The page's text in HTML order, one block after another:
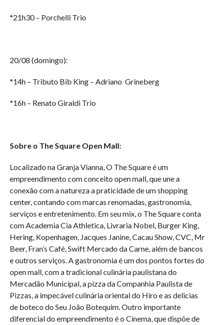
*21h30 – Porchelli Trio
20/08 (domingo):
*14h – Tributo Bib King – Adriano Grineberg
*16h – Renato Giraldi Trio
Sobre o The Square Open Mall:
Localizado na Granja Vianna, O The Square é um
empreendimento com conceito open mall, que une a
conexão com a natureza a praticidade de um shopping
center, contando com marcas renomadas, gastronomia,
serviços e entretenimento. Em seu mix, o The Square conta
com Academia Cia Athletica, Livraria Nobel, Burger King,
Hering, Kopenhagen, Jacques Janine, Cacau Show, CVC, Mr
Beer, Fran’s Café, Swift Mercado da Carne, além de bancos
e outros serviços. A gastronomia é um dos pontos fortes do
open mall, com a tradicional culinária paulistana do
Mercadão Municipal, a pizza da Companhia Paulista de
Pizzas, a impecável culinária oriental do Hiro e as delicias
de boteco do Seu João Botequim. Outro importante
diferencial do empreendimento é o Cinema, que dispõe de